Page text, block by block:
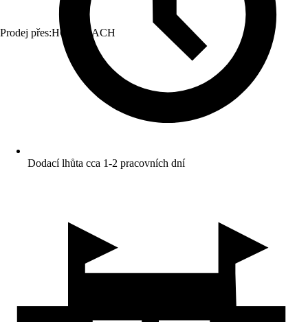
Prodej přes:HORNBACH
Dodací lhůta cca 1-2 pracovních dní